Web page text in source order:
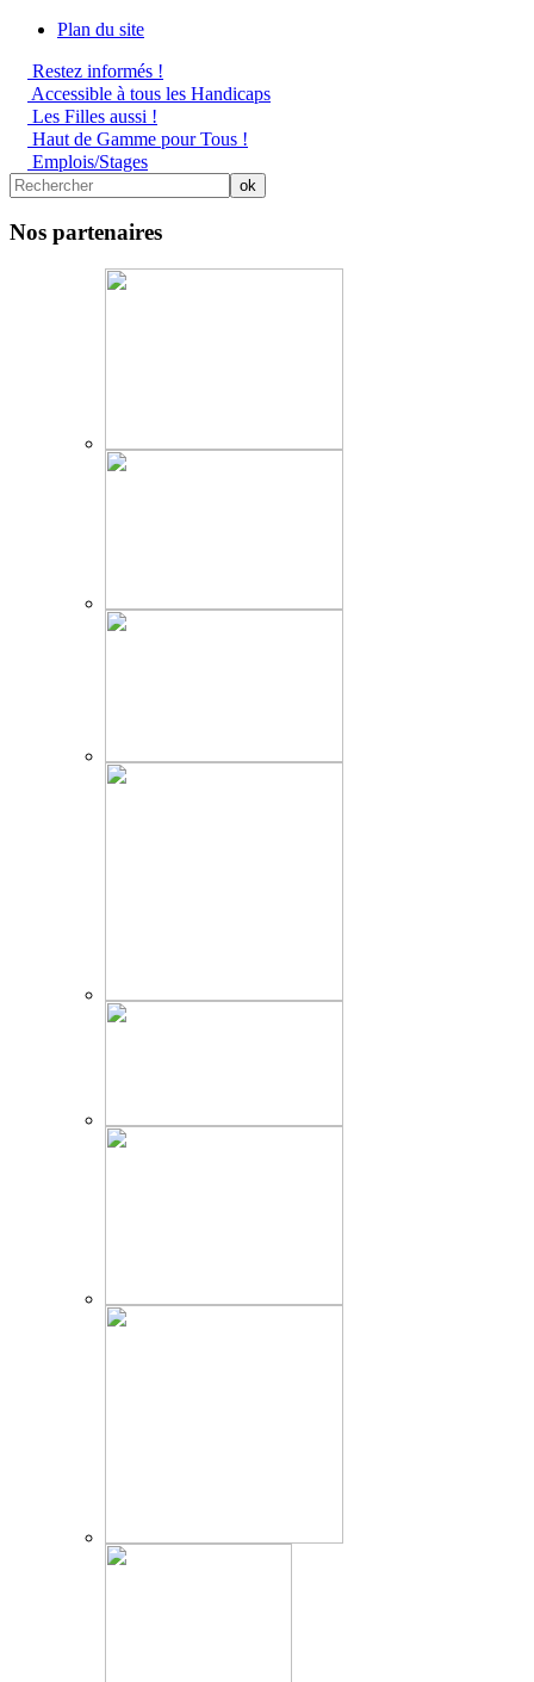
Plan du site
Restez informés !
Accessible à tous les Handicaps
Les Filles aussi !
Haut de Gamme pour Tous !
Emplois/Stages
Nos partenaires